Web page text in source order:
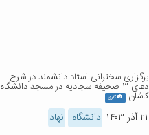
برگزاری سخنرانی استاد دانشمند در شرح
دعای ۳ صحیفه سجادیه در مسجد دانشگاه
کاشان گالری
۲۱ آذر ۱۴۰۳ دانشگاه نهاد